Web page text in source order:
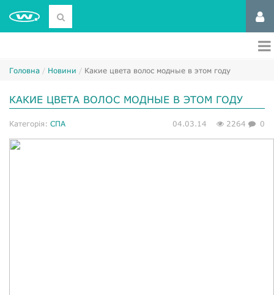
Головна Новини Какие цвета волос модные в этом году
КАКИЕ ЦВЕТА ВОЛОС МОДНЫЕ В ЭТОМ ГОДУ
Категорія: СПА 04.03.14 2264 0